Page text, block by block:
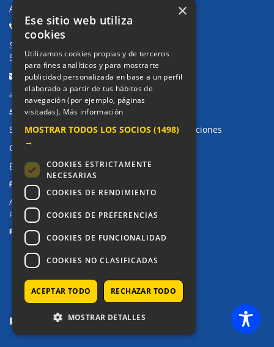
Avda. de Pablo Iglesias, 4. Alcorcón
Teléfonos:
Secretaría Ppal:
Secretaría Infantil:91 643 61 33
Email:
alkor@colegioalkor.com
SUGERENCIAS Y CANAL DE DENUNCIAS
Sugerencias, Quejas, Reclamaciones y Felicitaciones
Canal de denuncias
Buzón denuncia drogas CM
PRIVACIDAD
Aviso legal / Política de privacidad
Política de Cookies
REDES SOCIALES
×
Ese sitio web utiliza
cookies
Utilizamos cookies propias y de terceros
para fines analíticos y para mostrarte
publicidad personalizada en base a un perfil
elaborado a partir de tus hábitos de
navegación (por ejemplo, páginas
visitadas). Más información
MOSTRAR TODOS LOS SOCIOS (1498)
→
COOKIES ESTRICTAMENTE
NECESARIAS
COOKIES DE RENDIMIENTO
COOKIES DE PREFERENCIAS
COOKIES DE FUNCIONALIDAD
COOKIES NO CLASIFICADAS
ACEPTAR TODO RECHAZAR TODO
MOSTRAR DETALLES